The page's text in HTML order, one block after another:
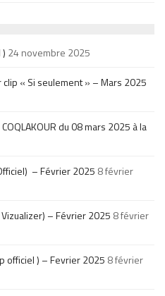
24 novembre 2025
clip « Si seulement » – Mars 2025
du 08 mars 2025 à la
– Février 2025 8 février
Vizualizer) – Février 2025 8 février
officiel ) – Fevrier 2025 8 février